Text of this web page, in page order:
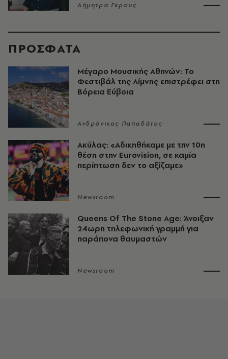
Δήμητρα Γκρους
ΠΡΟΣΦΑΤΑ
Μέγαρο Μουσικής Αθηνών: Το
Φεστιβάλ της Λίμνης επιστρέφει στη
Βόρεια Εύβοια
Ανδρόνικος Παπαδάτος
Ακύλας: «Αδικηθήκαμε με την 10η
θέση στην Eurovision, σε καμία
περίπτωση δεν το αξίζαμε»
Newsroom
Queens Of The Stone Age: Άνοιξαν
24ωρη τηλεφωνική γραμμή για
παράπονα θαυμαστών
Newsroom